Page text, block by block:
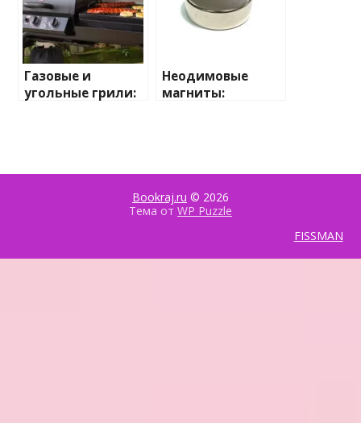
Газовые и
угольные грили:
Неодимовые
магниты:
Bookraj.ru © 2026
Тема от WP Puzzle
FISSMAN